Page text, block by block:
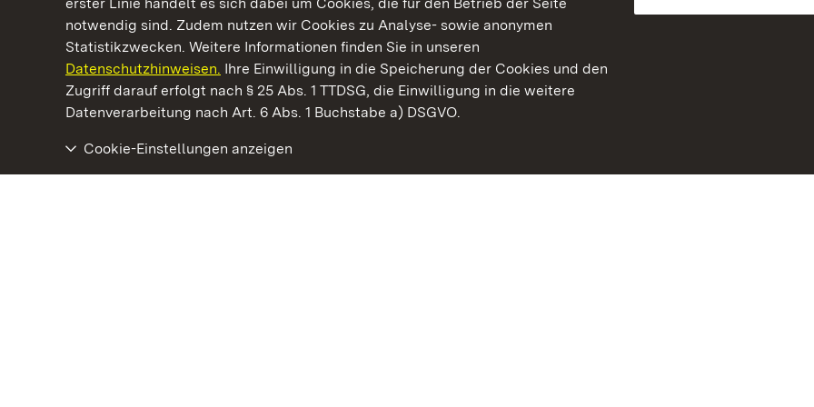
notwendig sind. Zudem nutzen wir Cookies zu Analyse- sowie anonymen
Statistikzwecken. Weitere Informationen finden Sie in unseren
Datenschutzhinweisen. Ihre Einwilligung in die Speicherung der Cookies und den
Zugriff darauf erfolgt nach § 25 Abs. 1 TTDSG, die Einwilligung in die weitere
Datenverarbeitung nach Art. 6 Abs. 1 Buchstabe a) DSGVO.
Cookie-Einstellungen anzeigen
Kommen. Staunen. Genießen.